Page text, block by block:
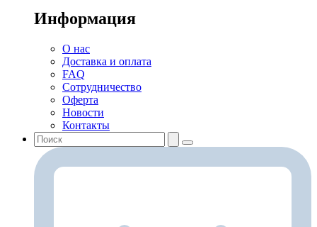
Информация
О нас
Доставка и оплата
FAQ
Сотрудничество
Оферта
Новости
Контакты